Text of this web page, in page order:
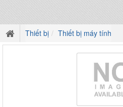
Thiết bị Thiết bị máy tính